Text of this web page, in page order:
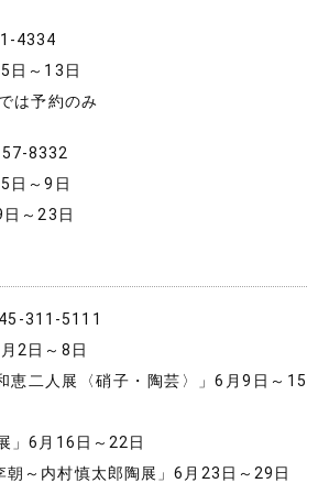
4334
日～13日
は予約のみ
8332
日～9日
日～23日
311-5111
2日～8日
恵二人展〈硝子・陶芸〉」6月9日～15
」6月16日～22日
朝～内村慎太郎陶展」6月23日～29日